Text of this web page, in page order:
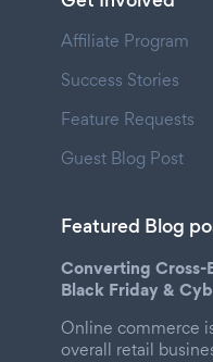
Affiliate Program
Success Stories
Feature Requests
Guest Blog Post
Featured Blog
Converting Cross-
Black Friday &
Online commerce
overall retail